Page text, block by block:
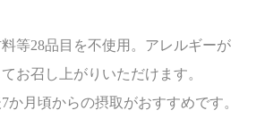
等28品目を不使用。 アレルギーが
お召し上がりいただけます。
か月頃からの摂取がおすすめです。